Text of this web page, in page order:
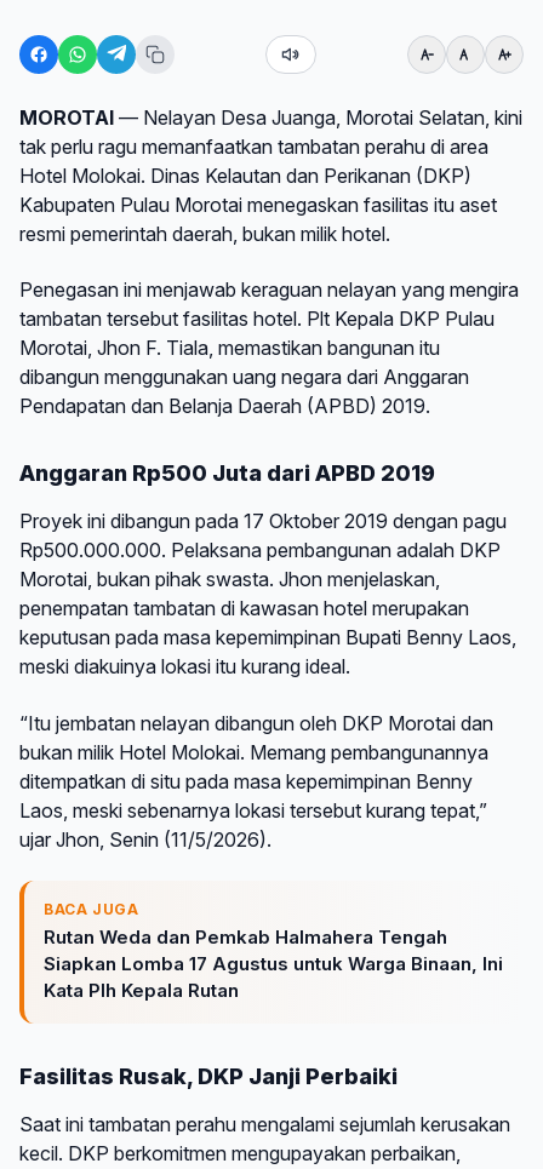
MOROTAI — Nelayan Desa Juanga, Morotai Selatan, kini
tak perlu ragu memanfaatkan tambatan perahu di area
Hotel Molokai. Dinas Kelautan dan Perikanan (DKP)
Kabupaten Pulau Morotai menegaskan fasilitas itu aset
resmi pemerintah daerah, bukan milik hotel.
Penegasan ini menjawab keraguan nelayan yang mengira
tambatan tersebut fasilitas hotel. Plt Kepala DKP Pulau
Morotai, Jhon F. Tiala, memastikan bangunan itu
dibangun menggunakan uang negara dari Anggaran
Pendapatan dan Belanja Daerah (APBD) 2019.
Anggaran Rp500 Juta dari APBD 2019
Proyek ini dibangun pada 17 Oktober 2019 dengan pagu
Rp500.000.000. Pelaksana pembangunan adalah DKP
Morotai, bukan pihak swasta. Jhon menjelaskan,
penempatan tambatan di kawasan hotel merupakan
keputusan pada masa kepemimpinan Bupati Benny Laos,
meski diakuinya lokasi itu kurang ideal.
“Itu jembatan nelayan dibangun oleh DKP Morotai dan
bukan milik Hotel Molokai. Memang pembangunannya
ditempatkan di situ pada masa kepemimpinan Benny
Laos, meski sebenarnya lokasi tersebut kurang tepat,”
ujar Jhon, Senin (11/5/2026).
BACA JUGA
Rutan Weda dan Pemkab Halmahera Tengah
Siapkan Lomba 17 Agustus untuk Warga Binaan, Ini
Kata Plh Kepala Rutan
Fasilitas Rusak, DKP Janji Perbaiki
Saat ini tambatan perahu mengalami sejumlah kerusakan
kecil. DKP berkomitmen mengupayakan perbaikan,